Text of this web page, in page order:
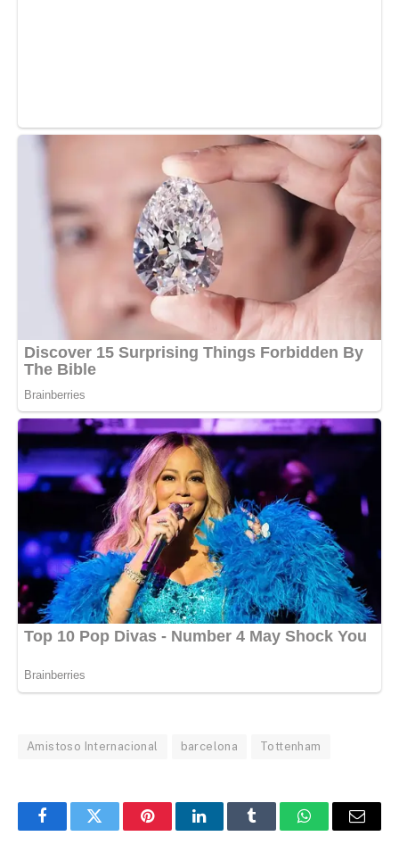
Amistoso Internacional barcelona Tottenham
FacebookTwitter PinterestLinkedInTumblr WhatsAppEmail